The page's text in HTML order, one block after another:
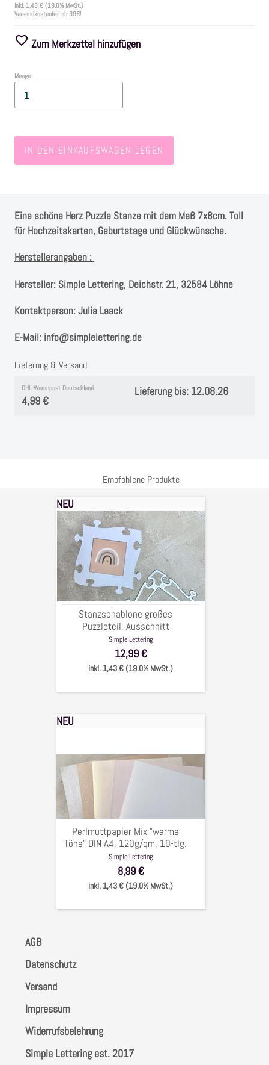
Farben
Zubehör
Frühling/Ostern
Herbst
SALE
Instagram
Kranzliebe
inkl. 1,43 € (19.0% MwSt.)
Versandkostenfrei ab 99€!
Zum Merkzettel hinzufügen
Menge
IN DEN EINKAUFSWAGEN LEGEN
Eine schöne Herz Puzzle Stanze mit dem Maß 7x8cm. Toll
für Hochzeitskarten, Geburtstage und Glückwünsche.
Herstellerangaben :
Hersteller: Simple Lettering, Deichstr. 21, 32584 Löhne
Kontaktperson:Julia Laack
E-Mail: info@simplelettering.de
Lieferung & Versand
DHL Warenpost Deutschland
4,99 €
Lieferung bis: 12.08.26
Empfohlene Produkte
Stanzschablone
großes
Puzzleteil,
Ausschnitt
5x5cm,Puzzle
12x12
cm
NEU
Stanzschablone großes
Puzzleteil, Ausschnitt
5x5cm,Puzzle 12x12 cm
Simple Lettering
12,99 €
inkl. 1,43 € (19.0% MwSt.)
Perlmuttpapier
"warme
Töne"
DIN
A4,
120g/qm,
10-
tlg.
NEU
Perlmuttpapier Mix "warme
Töne" DIN A4, 120g/qm, 10-tlg.
Simple Lettering
8,99 €
inkl. 1,43 € (19.0% MwSt.)
AGB
Datenschutz
Versand
Impressum
Widerrufsbelehrung
Simple Lettering est. 2017